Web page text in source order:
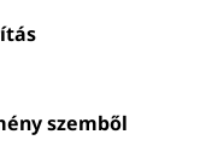
szemből